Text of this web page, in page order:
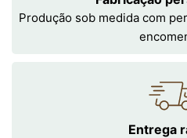
Produção sob medida com
Entrega